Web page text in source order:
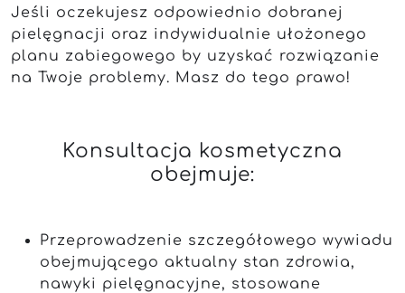
Jeśli oczekujesz odpowiednio dobranej
pielęgnacji oraz indywidualnie ułożonego
planu zabiegowego by uzyskać rozwiązanie
na Twoje problemy. Masz do tego prawo!
Konsultacja kosmetyczna
obejmuje:
Przeprowadzenie szczegółowego wywiadu
obejmującego aktualny stan zdrowia,
nawyki pielęgnacyjne, stosowane